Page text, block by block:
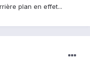
plan en effet...